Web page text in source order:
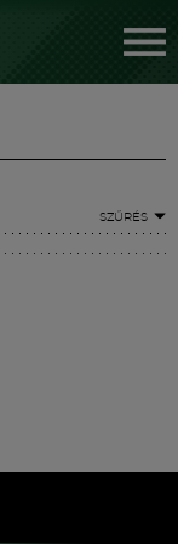
SZŰRÉS